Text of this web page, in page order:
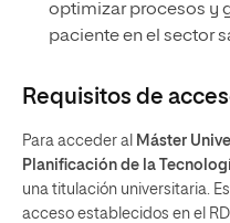
optimizar procesos y
paciente en el sector
Requisitos de
Para acceder al Máster
Planificación de la
una titulación universitaria.
acceso establecidos en el